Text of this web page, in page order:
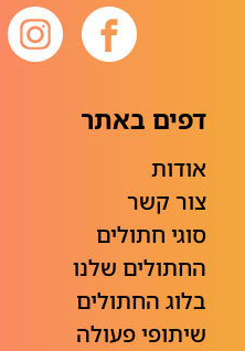
דפים באתר
אודות
צור קשר
סוגי חתולים
החתולים שלנו
בלוג החתולים
שיתופי פעולה